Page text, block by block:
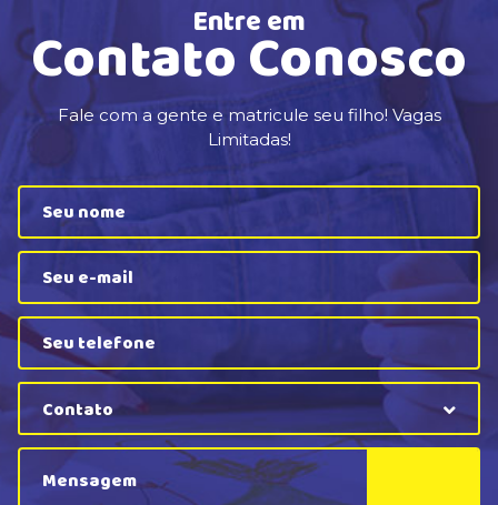
Entre em
Contato Conosco
Fale com a gente e matricule seu filho! Vagas
Limitadas!
Contato